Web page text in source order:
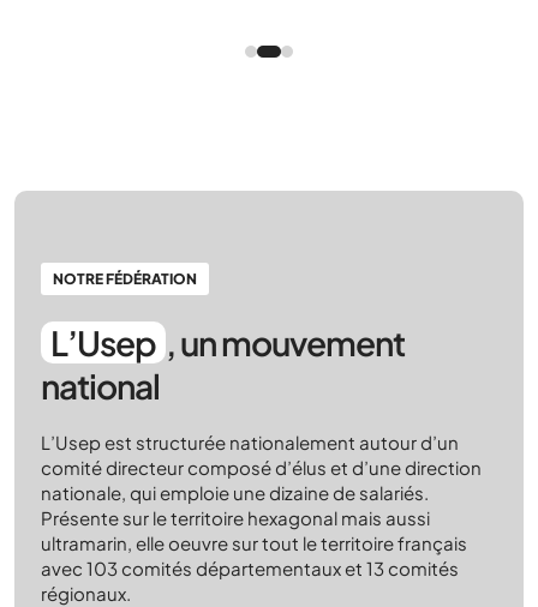
NOTRE FÉDÉRATION
L’Usep , un mouvement
national
L’Usep est structurée nationalement autour d’un
comité directeur composé d’élus et d’une direction
nationale, qui emploie une dizaine de salariés.
Présente sur le territoire hexagonal mais aussi
ultramarin, elle oeuvre sur tout le territoire français
avec 103 comités départementaux et 13 comités
régionaux.